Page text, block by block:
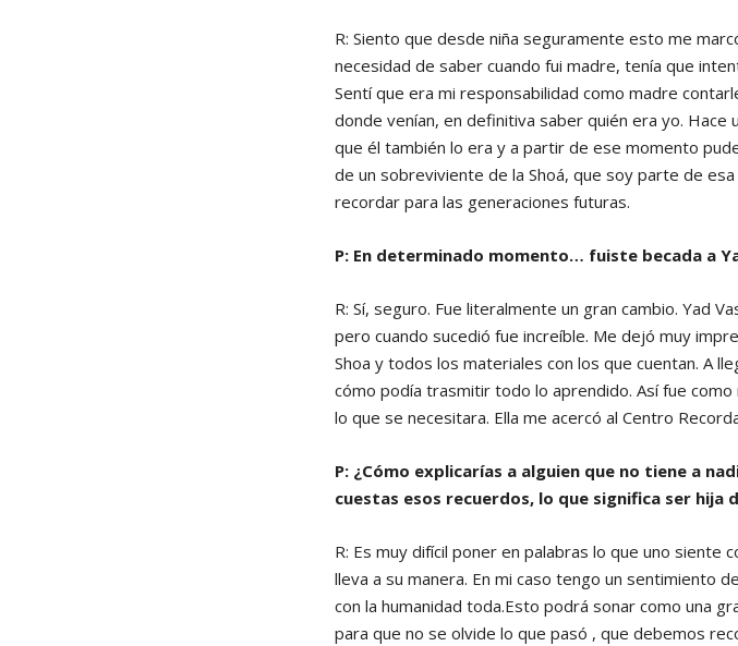
R: Siento que desde niña seguramente esto me
necesidad de saber cuando fui madre, tenía que
Sentí que era mi responsabilidad como madre
donde venían, en definitiva saber quién era yo.
que él también lo era y a partir de ese momento
de un sobreviviente de la Shoá, que soy parte de
recordar para las generaciones futuras.
P: En determinado momento… fuiste becada a
R: Sí, seguro. Fue literalmente un gran cambio. Yad
pero cuando sucedió fue increíble. Me dejó muy
Shoa y todos los materiales con los que cuentan. A
cómo podía trasmitir todo lo aprendido. Así fue
lo que se necesitara. Ella me acercó al Centro
P: ¿Cómo explicarías a alguien que no tiene a
cuestas esos recuerdos, lo que significa ser hija
R: Es muy difícil poner en palabras lo que uno siente
lleva a su manera. En mi caso tengo un sentimiento
con la humanidad toda.Esto podrá sonar como una
para que no se olvide lo que pasó , que debemos